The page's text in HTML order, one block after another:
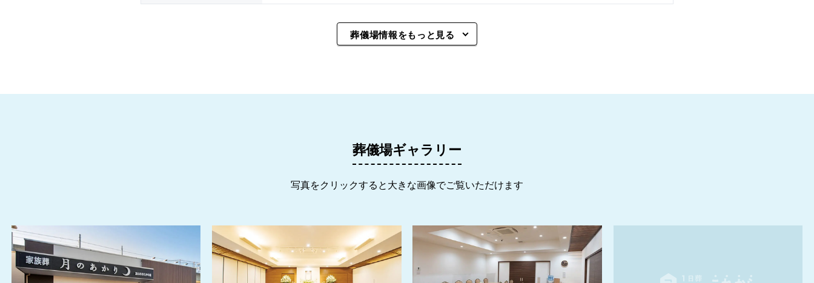
葬儀場情報をもっと見る
葬儀場ギャラリー
写真をクリックすると大きな画像でご覧いただけます